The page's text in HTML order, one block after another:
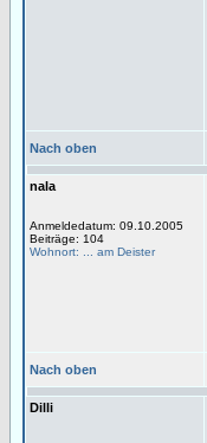
Nach oben
nala
Anmeldedatum: 09.10.2005
Beiträge: 104
Wohnort: ... am Deister
Nach oben
Dilli